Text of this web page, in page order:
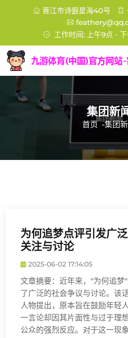
晋江市诗狠星海40号
工作时间: 上午9点 -
集团新
首页 -集团
为何追梦点评引发广
关注与讨论
2025-06-02 17:14:05
文章摘要：近年来，"为何追梦
了广泛的社会争议与讨论。该
人物提出，原本旨在鼓励年轻
一言论却因其片面性与过于理
公众的强烈反应。对于这一现